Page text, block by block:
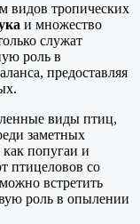
видов тропических
и множество
служат
роль в
предоставляя
виды птиц,
заметных
как попугаи и
птицеловов со
встретить
роль в опылении